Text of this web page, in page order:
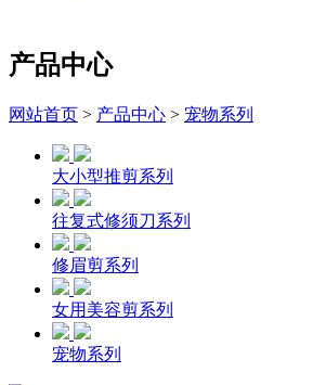
产品中心
网站首页 > 产品中心 > 宠物系列
大小型推剪系列
往复式修须刀系列
修眉剪系列
女用美容剪系列
宠物系列